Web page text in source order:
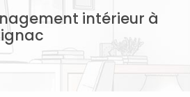
intérieur à